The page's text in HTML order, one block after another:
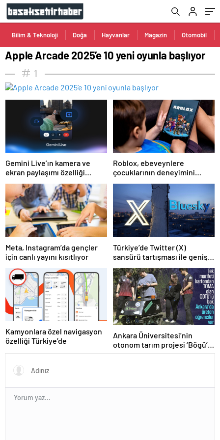
Bilim & Teknoloji Doğa Hayvanlar Magazin Otomobil
Apple Arcade 2025’e 10 yeni oyunla başlıyor
1
Gemini Live’ın kamera ve
ekran paylaşımı özelliği
Android’de geldi
Roblox, ebeveynlere
çocuklarının deneyimini
kişiselleştirme imkanı sunan
yeni araçlarını duyurdu
Meta, Instagram’da gençler
için canlı yayını kısıtlıyor
Türkiye’de Twitter (X)
sansürü tartışması ile geniş
Kamyonlara özel navigasyon
özelliği Türkiye’de
Ankara Üniversitesi’nin
otonom tarım projesi ‘Bögü’,
çığır açacak